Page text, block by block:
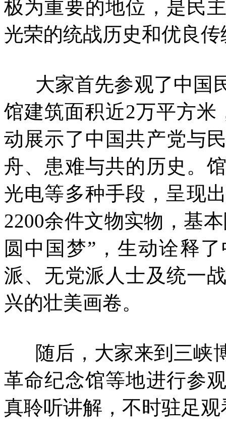
极为重要的地位，是民
光荣的统战历史和优良传
大家首先参观了中国
馆建筑面积近2万平方
动展示了中国共产党与
舟、患难与共的历史。
光电等多种手段，呈现
2200余件文物实物，基
圆中国梦”，生动诠释
派、无党派人士及统一
兴的壮美画卷。
随后，大家来到三峡
革命纪念馆等地进行参
真聆听讲解，不时驻足